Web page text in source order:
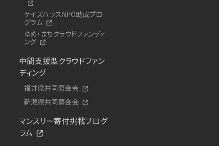
ケイズハウスNPO助成プロ
グラム
ゆめ・まちクラウドファンディ
ング
中間支援型クラウドファン
ディング
福井県共同募金会
新潟県共同募金会
マンスリー寄付挑戦プログ
ラム